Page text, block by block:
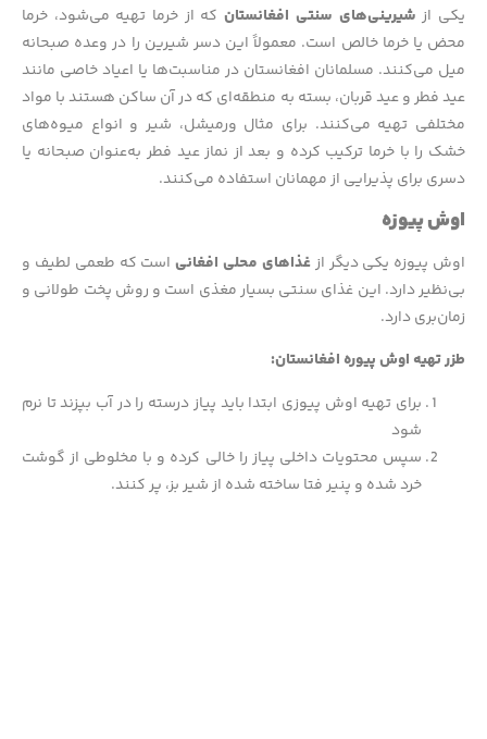
یکی از شیرینی‌های سنتی افغانستانکه از خرما تهیه می‌شود، خرما
محض یا خرما خالص است. معمولاً این دسر شیرین را در وعده صبحانه
میل می‌کنند. مسلمانان افغانستان در مناسبت‌ها یا اعیاد خاصی مانند
عید فطر و عید قربان، بسته به منطقه‌ای که در آن ساکن هستند با مواد
مختلفی تهیه می‌کنند. برای مثال ورمیشل، شیر و انواع میوه‌های
خشک را با خرما ترکیب کرده و بعد از نماز عید فطر به‌عنوان صبحانه یا
دسری برای پذیرایی از مهمانان استفاده می‌کنند.
اوش پیوزه
اوش پیوزه یکی دیگر ازغذاهای محلی افغانیاست که طعمی لطیف و
بی‌نظیر دارد. این غذای سنتی بسیار مغذی است و روش پخت طولانی و
زمان‌بری دارد.
طزر تهیه اوش پیوره افغانستان:
برای تهیه اوش پیوزی ابتدا باید پیاز درسته را در آب بپزند تا نرم
شود
سپس محتویات داخلی پیاز را خالی کرده و با مخلوطی از گوشت
خرد شده و پنیر فتا ساخته شده از شیر بز، پر کنند.